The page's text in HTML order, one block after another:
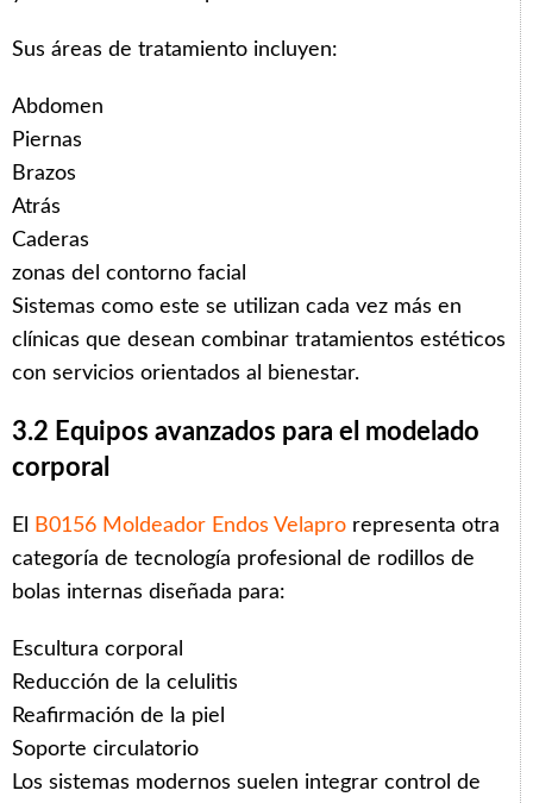
Sus áreas de tratamiento incluyen:
Abdomen
Piernas
Brazos
Atrás
Caderas
zonas del contorno facial
Sistemas como este se utilizan cada vez más en
clínicas que desean combinar tratamientos estéticos
con servicios orientados al bienestar.
3.2 Equipos avanzados para el modelado
corporal
El B0156 Moldeador Endos Velapro representa otra
categoría de tecnología profesional de rodillos de
bolas internas diseñada para:
Escultura corporal
Reducción de la celulitis
Reafirmación de la piel
Soporte circulatorio
Los sistemas modernos suelen integrar control de